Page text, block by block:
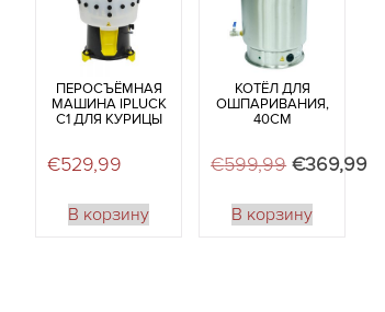
ПЕРОСЪЁМНАЯ
МАШИНА IPLUCK
C1 ДЛЯ КУРИЦЫ
€529,99
В корзину
КОТЁЛ ДЛЯ
ОШПАРИВАНИЯ,
40СМ
€599,99 €369,99
В корзину